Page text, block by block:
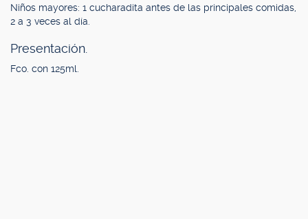
Niños mayores: 1 cucharadita antes de las principales comidas,
2 a 3 veces al día.
Presentación.
Fco. con 125ml.